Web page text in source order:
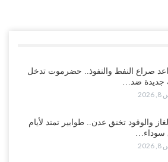
يصعّد ضد السعودية بعصيان مدني
خطورة المخططات السعودية على ابناء
صراع النفط والنفوذ.. حضرموت تدخل
جديدة ضد…
والوقود تخنق عدن.. طوابير تمتد لأيام
سوداء…